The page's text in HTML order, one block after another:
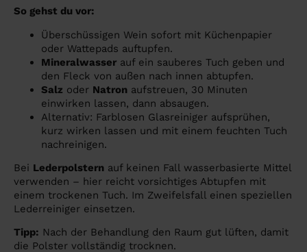
So gehst du vor:
Überschüssigen Wein sofort mit Küchenpapier
oder Wattepads auftupfen.
Mineralwasser auf ein sauberes Tuch geben und
den Fleck von außen nach innen abtupfen.
Salz oder Natron aufstreuen, 30 Minuten
einwirken lassen, dann absaugen.
Alternativ: Farblosen Glasreiniger aufsprühen,
kurz wirken lassen und mit einem feuchten Tuch
nachreinigen.
Bei Lederpolstern auf keinen Fall wasserbasierte Mittel
verwenden – hier reicht vorsichtiges Abtupfen mit
einem trockenen Tuch. Im Zweifelsfall einen speziellen
Lederreiniger einsetzen.
Tipp: Nach der Behandlung den Raum gut lüften, damit
die Polster vollständig trocknen.